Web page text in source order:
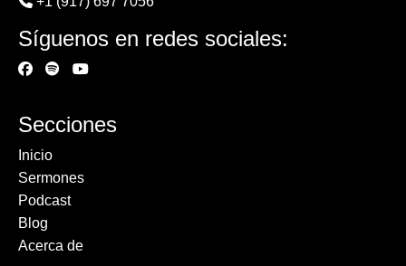
Síguenos en redes sociales:
Secciones
Inicio
Sermones
Podcast
Blog
Acerca de